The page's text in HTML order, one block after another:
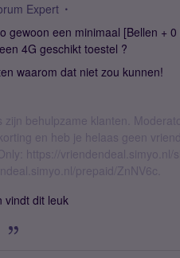
Expert
gewoon een minimaal [Bellen +
4G geschikt toestel ?
waarom dat niet zou kunnen!
zijn behulpzame klanten.
en heb je helaas geen
https://vriendendeal.simyo.nl/
prepaid/ZnNV6c.
vindt dit leuk